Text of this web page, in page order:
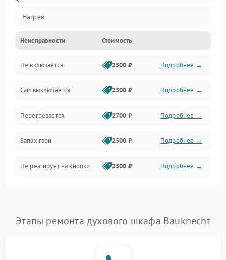
Нагрев
Неисправности Стоимость
Не включается 2500 ₽ Подробнее →
Сам выключается 2500 ₽ Подробнее →
Перегревается 2700 ₽ Подробнее →
Запах гари 2500 ₽ Подробнее →
Не реагирует на кнопки 2500 ₽ Подробнее →
Этапы ремонта духового шкафа Bauknecht